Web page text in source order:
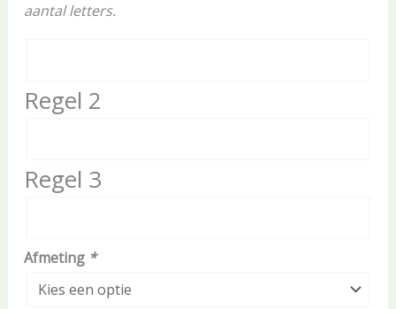
aantal letters.
Regel 2
Regel 3
Afmeting *